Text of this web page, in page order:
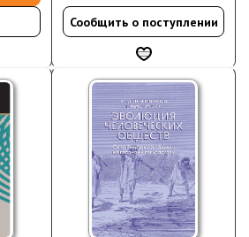
Сообщить о поступлении